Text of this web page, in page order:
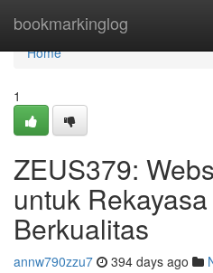
bookmarkinglog
Home
Home
1
ZEUS379:
untuk
Berkualitas
annw790zzu7 394 days ago